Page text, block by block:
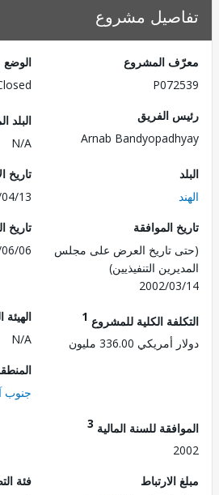
مشروع
المشروع
الفريق
Arnab
البلد المقترض
تاريخ الإفصاح
2001/04/13
الموافقة
تاريخ العرض على مجلس
التنفيذيين)
2002/
تاريخ النفاذ
2002/06/06
الكلية للمشروع1
336.00 مليون
الهيئة المنفذة
جنوب آسيا
للسنة المالية3
فئة التصنيف